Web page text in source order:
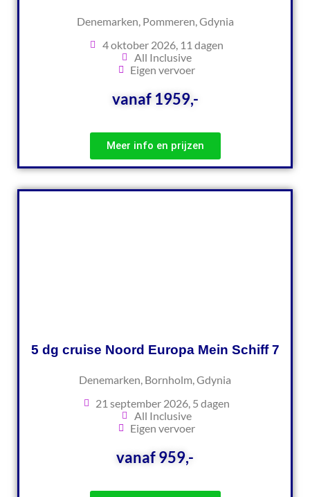
Denemarken, Pommeren, Gdynia
4 oktober 2026, 11 dagen
All Inclusive
Eigen vervoer
vanaf 1959,-
Meer info en prijzen
5 dg cruise Noord Europa Mein Schiff 7
Denemarken, Bornholm, Gdynia
21 september 2026, 5 dagen
All Inclusive
Eigen vervoer
vanaf 959,-